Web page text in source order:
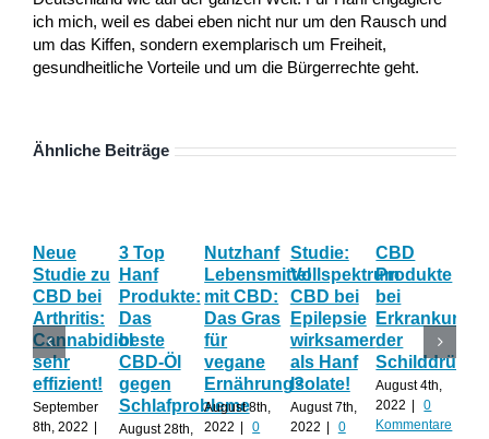
ich mich, weil es dabei eben nicht nur um den Rausch und
um das Kiffen, sondern exemplarisch um Freiheit,
gesundheitliche Vorteile und um die Bürgerrechte geht.
Ähnliche Beiträge
Neue
Studie zu
CBD bei
Arthritis:
Cannabidiol
sehr
effizient!
September
8th, 2022
3 Top
Hanf
Produkte:
Das
beste
CBD-Öl
gegen
Schlafprobleme
August 28th,
Nutzhanf
Lebensmittel
mit CBD:
Das Gras
für
vegane
Ernährung?
August 8th,
2022
0
Studie:
Vollspektrum
CBD bei
Epilepsie
wirksamer
als Hanf
Isolate!
August 7th,
2022
0
CBD
Produkte
bei
der
Schilddrüse
August 4th,
2022
0
Kommentare